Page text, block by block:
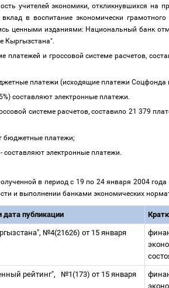
учителей экономики, откликнувшихся на
в воспитание экономически
ценными изданиями: Национальный банк
Кыргызстана".
платежей и гроссовой системе расчетов,
платежи (исходящие платежи Соцфонда
составляют электронные платежи.
системе расчетов, составило 21 379
бюджетные платежи;
составляют электронные платежи.
в период с 19 по 24 января 2004
и выполнении банками экономических
дата публикации
№4(21626) от 15 января
рейтинг",
№1(173) от 15 января